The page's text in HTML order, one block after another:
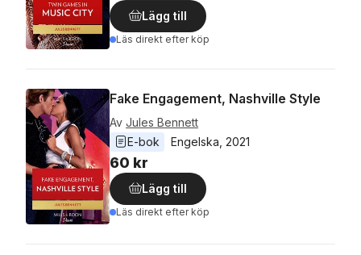
Lägg till
Läs direkt efter köp
Fake Engagement, Nashville Style
Av Jules Bennett
E-bok
Engelska 2021
60 kr
Lägg till
Läs direkt efter köp